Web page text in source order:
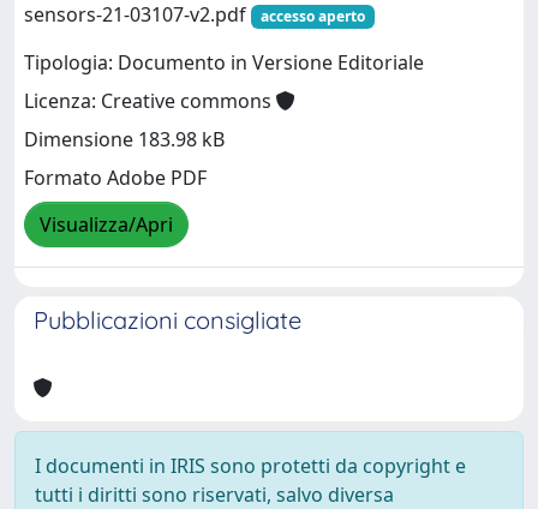
sensors-21-03107-v2.pdf
accesso aperto
Tipologia: Documento in Versione Editoriale
Licenza: Creative commons
Dimensione 183.98 kB
Formato Adobe PDF
Visualizza/Apri
Pubblicazioni consigliate
I documenti in IRIS sono protetti da copyright e
tutti i diritti sono riservati, salvo diversa